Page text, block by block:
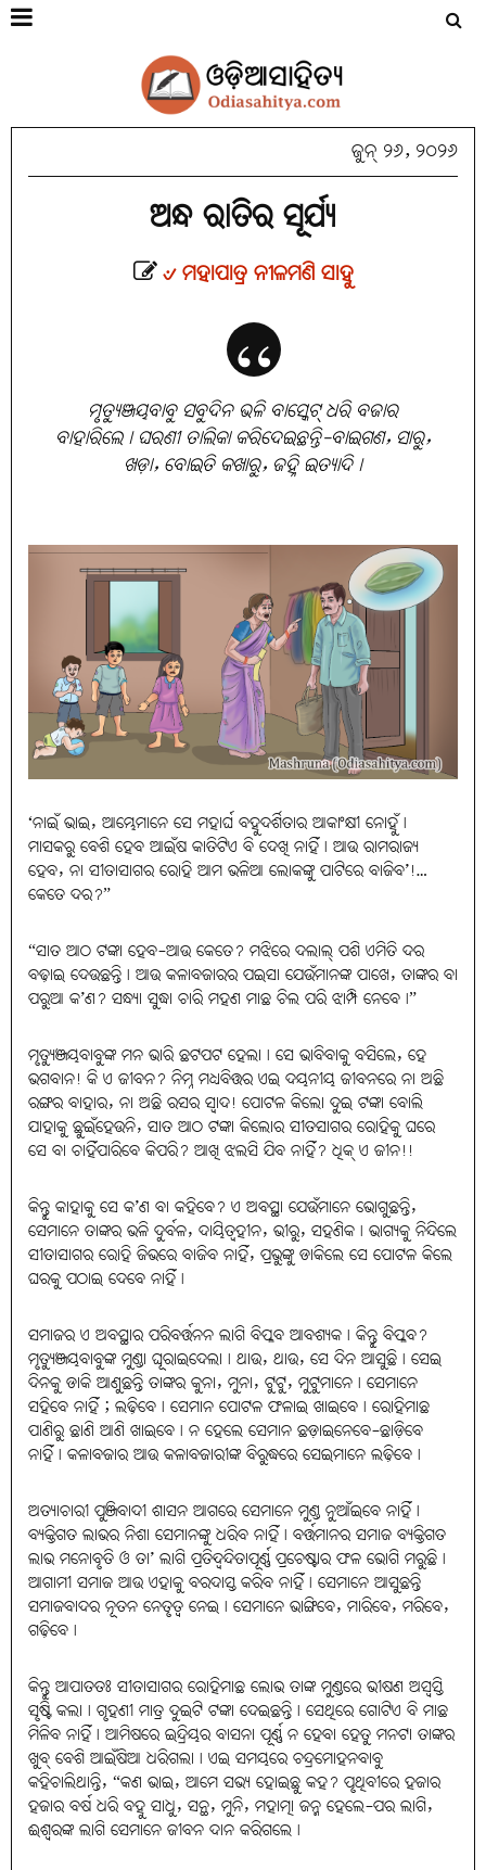
ଜୁନ୍ ୨୬, ୨୦୨୬
ଅନ୍ଧ ରାତିର ସୂର୍ଯ୍ୟ
୰ ମହାପାତ୍ର ନୀଳମଣି ସାହୁ
ମୃତ୍ୟୁଞ୍ଜୟବାବୁ ସବୁଦିନ ଭଳି ବାସ୍କେଟ୍ ଧରି ବଜାର
ବାହାରିଲେ। ଘରଣୀ ତାଲିକା କରିଦେଇଛନ୍ତି-ବାଇଗଣ, ସାରୁ,
ଖଡ଼ା, ବୋଇତି କଖାରୁ, ଜହ୍ନି ଇତ୍ୟାଦି।
‘ନାଇଁ ଭାଇ, ଆମ୍ଭେମାନେ ସେ ମହାର୍ଘ ବହୁଦର୍ଶିତାର ଆକାଂକ୍ଷୀ ନୋହୁଁ।
ମାସକରୁ ବେଶି ହେବ ଆଇଁଷ କାତିଟିଏ ବି ଦେଖି ନାହିଁ। ଆଉ ରାମରାଜ୍ୟ
ହେବ, ନା ସୀତାସାଗର ରୋହି ଆମ ଭଳିଆ ଲୋକଙ୍କୁ ପାଟିରେ ବାଜିବ’!…
କେତେ ଦର?”
“ସାତ ଆଠ ଟଙ୍କା ହେବ-ଆଉ କେତେ? ମଝିରେ ଦଲାଲ୍ ପଶି ଏମିତି ଦର
ବଢ଼ାଇ ଦେଉଛନ୍ତି। ଆଉ କଳାବଜାରର ପଇସା ଯେଉଁମାନଙ୍କ ପାଖେ, ତାଙ୍କର ବା
ପରୁଆ କ’ଣ? ସନ୍ଧ୍ୟା ସୁଦ୍ଧା ଚାରି ମହଣ ମାଛ ଚିଲ ପରି ଝାମ୍ପି ନେବେ।”
ମୃତ୍ୟୁଞ୍ଜୟବାବୁଙ୍କ ମନ ଭାରି ଛଟପଟ ହେଲା। ସେ ଭାବିବାକୁ ବସିଲେ, ହେ
ଭଗବାନ! କି ଏ ଜୀବନ? ନିମ୍ନ ମଧ୍ୟବିତ୍ତର ଏଇ ଦୟନୀୟ ଜୀବନରେ ନା ଅଛି
ରଙ୍ଗର ବାହାର, ନା ଅଛି ରସର ସ୍ବାଦ! ପୋଟଳ କିଲୋ ଦୁଇ ଟଙ୍କା ବୋଲି
ଯାହାକୁ ଛୁଇଁହେଉନି, ସାତ ଆଠ ଟଙ୍କା କିଲୋର ସୀତସାଗର ରୋହିକୁ ଘରେ
ସେ ବା ଚାହିଁପାରିବେ କିପରି? ଆଖି ଝଲସି ଯିବ ନାହିଁ? ଧିକ୍ ଏ ଜୀନ!!
କିନ୍ତୁ କାହାକୁ ସେ କ’ଣ ବା କହିବେ? ଏ ଅବସ୍ଥା ଯେଉଁମାନେ ଭୋଗୁଛନ୍ତି,
ସେମାନେ ତାଙ୍କର ଭଳି ଦୁର୍ବଳ, ଦାୟିତ୍ବହୀନ, ଭୀରୁ, ସହଣିକ। ଭାଗ୍ୟକୁ ନିନ୍ଦିଲେ
ସୀତାସାଗର ରୋହି ଜିଭରେ ବାଜିବ ନାହିଁ, ପ୍ରଭୁଙ୍କୁ ଡାକିଲେ ସେ ପୋଟଳ କିଲେ
ଘରକୁ ପଠାଇ ଦେବେ ନାହିଁ।
ସମାଜର ଏ ଅବସ୍ଥାର ପରିବର୍ତ୍ତନନ ଲାଗି ବିପ୍ଳବ ଆବଶ୍ୟକ। କିନ୍ତୁ ବିପ୍ଳବ?
ମୃତ୍ୟୁଞ୍ଜୟବାବୁଙ୍କ ମୁଣ୍ଡା ଘୂରାଇଦେଲା। ଥାଉ, ଥାଉ, ସେ ଦିନ ଆସୁଛି। ସେଇ
ଦିନକୁ ଡାକି ଆଣୁଛନ୍ତି ତାଙ୍କର କୁନା, ମୁନା, ଟୁଟୁ, ମୁଟୁମାନେ। ସେମାନେ
ସହିବେ ନାହିଁ ; ଲଢ଼ିବେ। ସେମାନ ପୋଟଳ ଫଳାଇ ଖାଇବେ। ରୋହିମାଛ
ପାଣିରୁ ଛାଣି ଆଣି ଖାଇବେ। ନ ହେଲେ ସେମାନ ଛଡ଼ାଇନେବେ-ଛାଡ଼ିବେ
ନାହିଁ। କଳାବଜାର ଆଉ କଳାବଜାରୀଙ୍କ ବିରୁଦ୍ଧରେ ସେଇମାନେ ଲଢ଼ିବେ।
ଅତ୍ୟାଚାରୀ ପୁଞ୍ଜିବାଦୀ ଶାସନ ଆଗରେ ସେମାନେ ମୁଣ୍ଡ ନୁଆଁଇବେ ନାହିଁ।
ବ୍ୟକ୍ତିଗତ ଲାଭର ନିଶା ସେମାନଙ୍କୁ ଧରିବ ନାହିଁ। ବର୍ତ୍ତମାନର ସମାଜ ବ୍ୟକ୍ତିଗତ
ଲାଭ ମନୋବୃତି ଓ ତା’ ଲାଗି ପ୍ରତିଦ୍ୱନ୍ଦିତାପୂର୍ଣ୍ଣ ପ୍ରଚେଷ୍ଟାର ଫଳ ଭୋଗି ମରୁଛି।
ଆଗାମୀ ସମାଜ ଆଉ ଏହାକୁ ବରଦାସ୍ତ କରିବ ନାହିଁ। ସେମାନେ ଆସୁଛନ୍ତି
ସମାଜବାଦର ନୂତନ ନେତୃତ୍ୱ ନେଇ। ସେମାନେ ଭାଙ୍ଗିବେ, ମାରିବେ, ମରିବେ,
ଗଢ଼ିବେ।
କିନ୍ତୁ ଆପାତତଃ ସୀତାସାଗର ରୋହିମାଛ ଲୋଭ ତାଙ୍କ ମୁଣ୍ଡରେ ଭୀଷଣ ଅସ୍ୱସ୍ତି
ସୃଷ୍ଟି କଲା। ଗୃହଣୀ ମାତ୍ର ଦୁଇଟି ଟଙ୍କା ଦେଇଛନ୍ତି। ସେଥିରେ ଗୋଟିଏ ବି ମାଛ
ମିଳିବ ନାହିଁ। ଆମିଷରେ ଇନ୍ଦ୍ରିୟର ବାସନା ପୂର୍ଣ୍ଣ ନ ହେବା ହେତୁ ମନଟା ତାଙ୍କର
ଖୁବ୍ ବେଶି ଆଇଁଷିଆ ଧରିଗଲା। ଏଇ ସମୟରେ ଚନ୍ଦ୍ରମୋହନବାବୁ
କହିଚାଲିଥାନ୍ତି, “କଣ ଭାଇ, ଆମେ ସଭ୍ୟ ହୋଇଛୁ କହ? ପୃଥିବୀରେ ହଜାର
ହଜାର ବର୍ଷ ଧରି ବହୁ ସାଧୁ, ସନ୍ଥ, ମୁନି, ମହାତ୍ମା ଜନ୍ମ ହେଲେ-ପର ଲାଗି,
ଈଶ୍ୱରଙ୍କ ଲାଗି ସେମାନେ ଜୀବନ ଦାନ କରିଗଲେ।